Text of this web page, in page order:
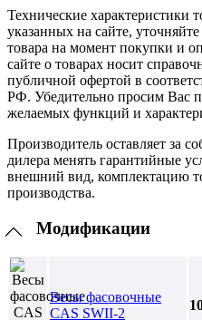
Технические характеристики
указанных на сайте,
товара на момент покупки и
сайте о товарах носит
публичной офертой в
РФ. Убедительно просим Вас
желаемых функций и
Производитель оставляет за
дилера менять гарантийные
внешний вид, комплектацию
производства.
Модификации
Весы фасовочные
CAS SWII-2